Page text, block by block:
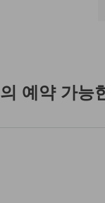
의 예약 가능